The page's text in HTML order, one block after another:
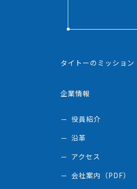
タイトーのミッション
企業情報
役員紹介
沿革
アクセス
会社案内（PDF）